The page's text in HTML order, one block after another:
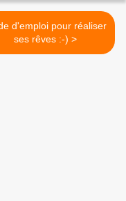
d'emploi pour réaliser
ses rêves :-) >